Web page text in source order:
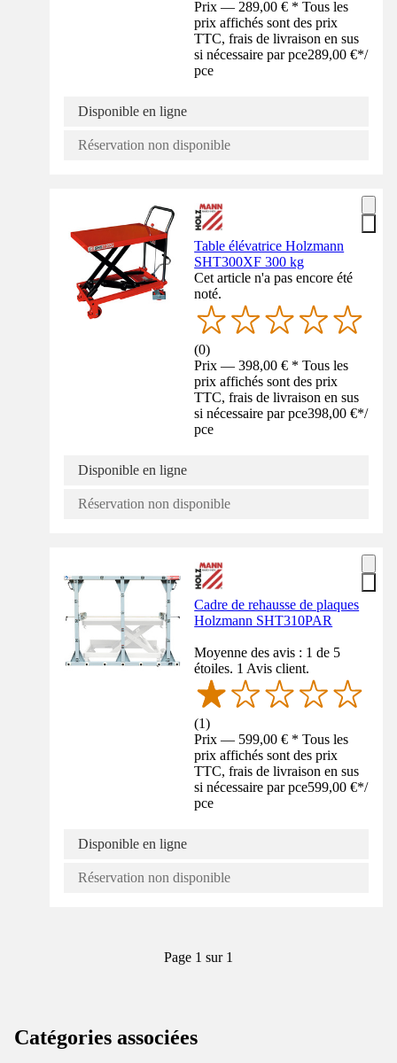
Prix — 289,00 € * Tous les
prix affichés sont des prix
TTC, frais de livraison en sus
si nécessaire par pce289,00 €*/
pce
Disponible en ligne
Réservation non disponible
Table élévatrice Holzmann
SHT300XF 300 kg
Cet article n'a pas encore été
noté.
(0)
Prix — 398,00 € * Tous les
prix affichés sont des prix
TTC, frais de livraison en sus
si nécessaire par pce398,00 €*/
pce
Disponible en ligne
Réservation non disponible
Cadre de rehausse de plaques
Holzmann SHT310PAR
Moyenne des avis : 1 de 5
étoiles. 1 Avis client.
(1)
Prix — 599,00 € * Tous les
prix affichés sont des prix
TTC, frais de livraison en sus
si nécessaire par pce599,00 €*/
pce
Disponible en ligne
Réservation non disponible
Page 1 sur 1
Catégories associées